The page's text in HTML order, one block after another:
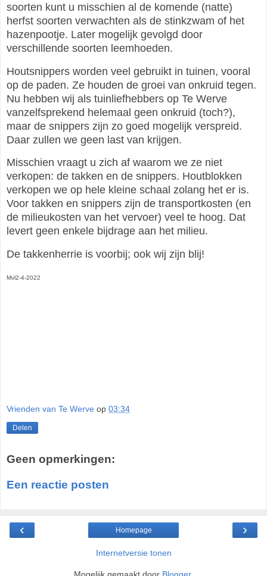
soorten kunt u misschien al de komende (natte)
herfst soorten verwachten als de stinkzwam of het
hazenpootje. Later mogelijk gevolgd door
verschillende soorten leemhoeden.
Houtsnippers worden veel gebruikt in tuinen, vooral
op de paden. Ze houden de groei van onkruid tegen.
Nu hebben wij als tuinliefhebbers op Te Werve
vanzelfsprekend helemaal geen onkruid (toch?),
maar de snippers zijn zo goed mogelijk verspreid.
Daar zullen we geen last van krijgen.
Misschien vraagt u zich af waarom we ze niet
verkopen: de takken en de snippers. Houtblokken
verkopen we op hele kleine schaal zolang het er is.
Voor takken en snippers zijn de transportkosten (en
de milieukosten van het vervoer) veel te hoog. Dat
levert geen enkele bijdrage aan het milieu.
De takkenherrie is voorbij; ook wij zijn blij!
Mvl2-4-2022
Vrienden van Te Werve op 03:34
Delen
Geen opmerkingen:
Een reactie posten
‹ ›
Homepage
Internetversie tonen
Mogelijk gemaakt door Blogger.